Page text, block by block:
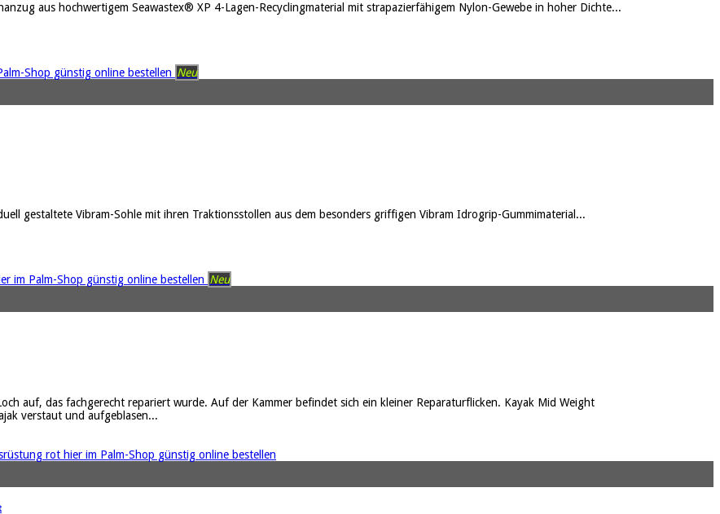
aus hochwertigem Seawastex® XP 4-Lagen-Recyclingmaterial mit strapazierfähigem Nylon-Gewebe in hoher Dichte...
Neu
gestaltete Vibram-Sohle mit ihren Traktionsstollen aus dem besonders griffigen Vibram Idrogrip-Gummimaterial...
Neu
auf, das fachgerecht repariert wurde. Auf der Kammer befindet sich ein kleiner Reparaturflicken. Kayak Mid Weight
verstaut und aufgeblasen...